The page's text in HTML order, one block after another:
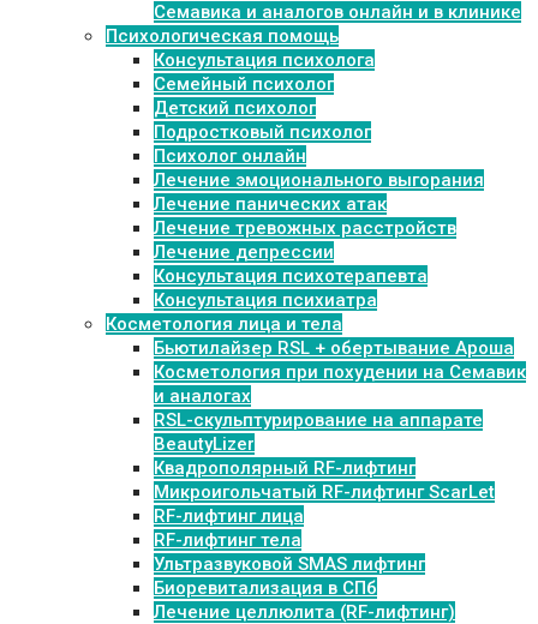
Семавика и аналогов онлайн и в клинике
Психологическая помощь
Консультация психолога
Семейный психолог
Детский психолог
Подростковый психолог
Психолог онлайн
Лечение эмоционального выгорания
Лечение панических атак
Лечение тревожных расстройств
Лечение депрессии
Консультация психотерапевта
Консультация психиатра
Косметология лица и тела
Бьютилайзер RSL + обертывание Ароша
Косметология при похудении на Семавик
и аналогах
RSL-скульптурирование на аппарате
BeautyLizer
Квадрополярный RF-лифтинг
Микроигольчатый RF-лифтинг ScarLet
RF-лифтинг лица
RF-лифтинг тела
Ультразвуковой SMAS лифтинг
Биоревитализация в СПб
Лечение целлюлита (RF-лифтинг)